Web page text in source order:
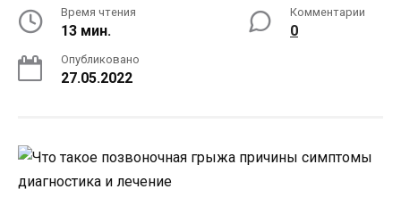
Время чтения
13 мин.
Комментарии
0
Опубликовано
27.05.2022